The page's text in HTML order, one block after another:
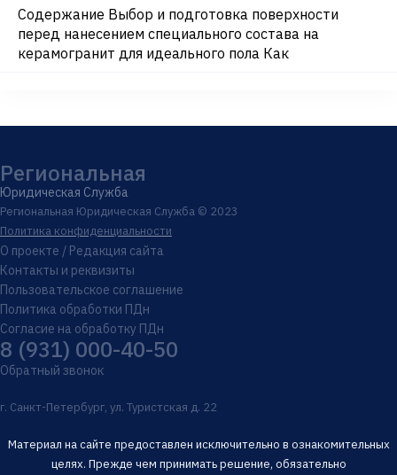
Содержание Выбор и подготовка поверхности
перед нанесением специального состава на
керамогранит для идеального пола Как
Региональная
Юридическая Служба
Региональная Юридическая Служба © 2023
Политика конфиденциальности
О проекте / Редакция сайта
Контакты и реквизиты
Пользовательское соглашение
Политика обработки ПДн
Согласие на обработку ПДн
8 (931) 000-40-50
Обратный звонок
г. Санкт-Петербург, ул. Туристская д. 22
Материал на сайте предоставлен исключительно в ознакомительных
целях. Прежде чем принимать решение, обязательно